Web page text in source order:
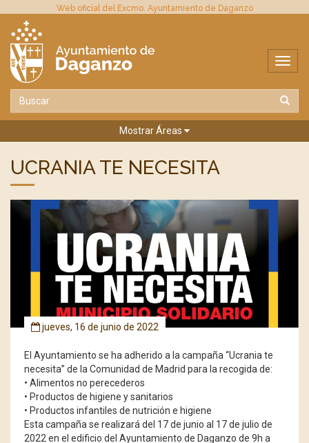
Web oficial del Excmo. Ayuntamiento de Daganzo
Mostrar Áreas
UCRANIA TE NECESITA
jueves, 16 de junio de 2022
El Ayuntamiento se ha adherido a la campaña “Ucrania te
necesita” de la Comunidad de Madrid para la recogida de:
• Alimentos no perecederos
• Productos de higiene y sanitarios
• Productos infantiles de nutrición e higiene
Esta campaña se realizará del 17 de junio al 17 de julio de
2022 en el edificio del Ayuntamiento de Daganzo de 9h a